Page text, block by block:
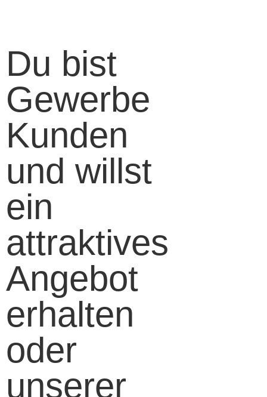
Du bist
Gewerbe
Kunden
und willst
ein
attraktives
Angebot
erhalten
oder
unserer